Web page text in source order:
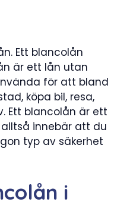
Ett blancolån
är ett lån utan
för att bland
köpa bil, resa,
Ett blancolån är ett
innebär att du
typ av säkerhet
i